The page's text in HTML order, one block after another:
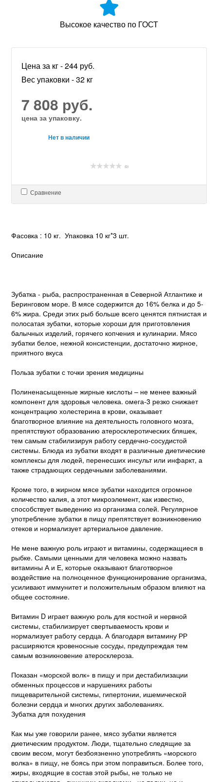
Высокое качество по ГОСТ
Цена за кг - 244 руб.
Вес упаковки - 32 кг
7 808 руб.
цена за упаковку.
Нет в наличии
(0)
Сравнение
Фасовка : 10 кг. Упаковка 10 кг*3 шт.
Описание
Зубатка - рыба, распространенная в Северной Атлантике и
Беринговом море. В мясе содержится до 16% белка и до 5-
6% жира. Среди этих рыб больше всего ценятся пятнистая и
полосатая зубатки, которые хороши для приготовления
балычных изделий, горячего копчения и кулинарии. Мясо
зубатки белое, нежной консистенции, достаточно жирное,
приятного вкуса
Польза зубатки с точки зрения медицины
Полиненасыщенные жирные кислоты – не менее важный
компонент для здоровья человека. омега-3 резко снижает
концентрацию холестерина в крови, оказывает
благотворное влияние на деятельность головного мозга,
препятствуют образованию атеросклеротических бляшек,
тем самым стабилизируя работу сердечно-сосудистой
системы. Блюда из зубатки входят в различные диетические
комплексы для людей, перенесших инсульт или инфаркт, а
также страдающих сердечными заболеваниями.
Кроме того, в жирном мясе зубатки находится огромное
количество калия, а этот микроэлемент, как известно,
способствует выведению из организма солей. Регулярное
употребление зубатки в пищу препятствует возникновению
отеков и нормализует артериальное давление.
Не мене важную роль играют и витамины, содержащиеся в
рыбке. Самыми ценными для человека можно назвать
витамины А и Е, которые оказывают благотворное
воздействие на полноценное функционирование организма,
усиливают иммунитет и положительным образом влияют на
общее состояние.
Витамин D играет важную роль для костной и нервной
системы, стабилизирует свертываемость крови и
нормализует работу сердца. А благодаря витамину РР
расширяются кровеносные сосуды, предупреждая тем
самым возникновение атеросклероза.
Показан «морской волк» в пищу и при дестабилизации
обменных процессов и нарушениях работы
пищеварительной системы, гипертонии, ишемической
болезни сердца и многих других заболеваниях.
Зубатка для похудения
Как мы уже говорили ранее, мясо зубатки является
диетическим продуктом. Люди, тщательно следящие за
своим весом, могут безбоязненно употреблять «морского
волка» в пищу, не боясь при этом поправиться. Более того,
жиры, входящие в состав этой рыбы, не только не